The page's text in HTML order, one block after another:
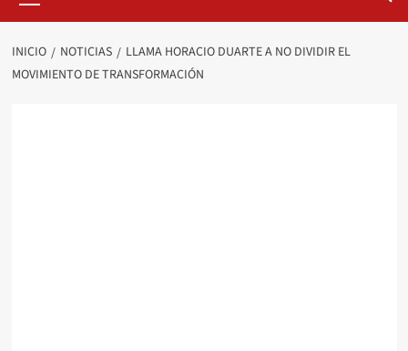
INICIO NOTICIAS
LLAMA HORACIO DUARTE A NO DIVIDIR EL
MOVIMIENTO DE TRANSFORMACIÓN